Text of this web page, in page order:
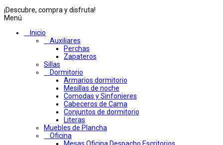
¡Descubre, compra y disfruta!
Menú
Inicio
Auxiliares
Perchas
Zapateros
Sillas
Dormitorio
Armarios dormitorio
Mesillas de noche
Comodas y Sinfonieres
Cabeceros de Cama
Conjuntos de dormitorio
Literas
Muebles de Plancha
Oficina